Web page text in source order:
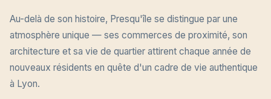
Au-delà de son histoire, Presqu'île se distingue par une
atmosphère unique — ses commerces de proximité, son
architecture et sa vie de quartier attirent chaque année de
nouveaux résidents en quête d'un cadre de vie authentique
à Lyon.